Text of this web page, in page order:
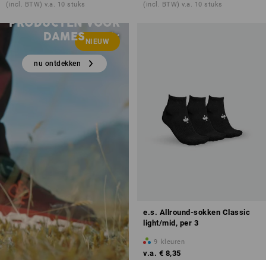
(incl. BTW) v.a. 10 stuks (incl. BTW) v.a. 10 stuks
NIEUW
NIEUWE
PRODUCTEN VOOR
DAMES
nu ontdekken
e.s. Allround-sokken Classic
light/mid, per 3
9 kleuren
v.a. € 8,35